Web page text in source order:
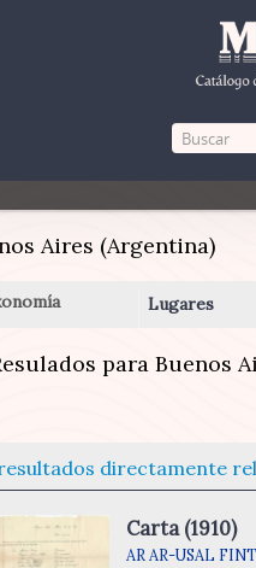
Aires (Argentina)
Lugares
para Buenos
directamente
Carta (1910)
AR AR-USAL